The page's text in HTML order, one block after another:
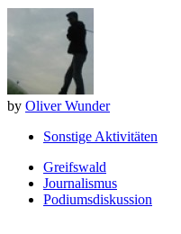
by Oliver Wunder
Sonstige Aktivitäten
Greifswald
Journalismus
Podiumsdiskussion